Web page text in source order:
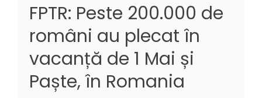
FPTR: Peste 200.000 de
români au plecat în
vacanță de 1 Mai și
Paște, în Romania